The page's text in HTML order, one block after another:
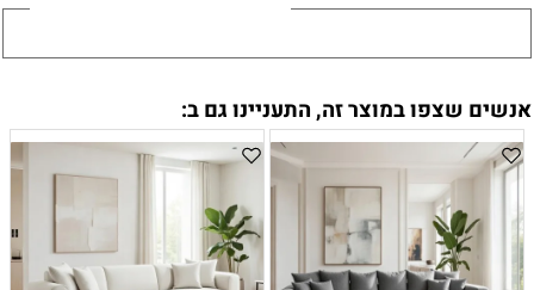
אנשים שצפו במוצר זה, התעניינו גם ב: